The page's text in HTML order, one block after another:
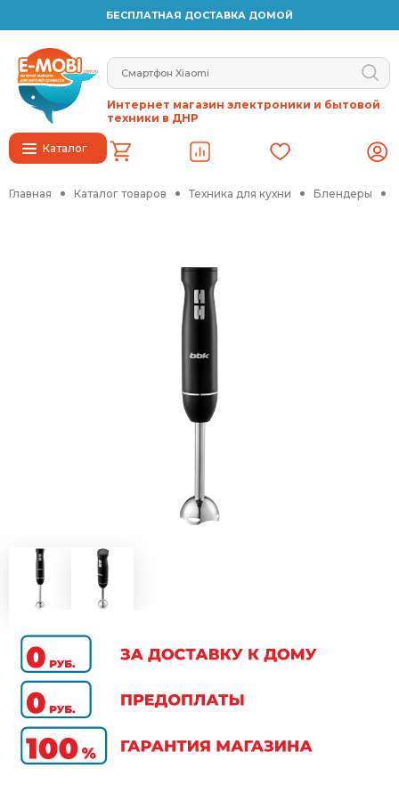
БЕСПЛАТНАЯ ДОСТАВКА ДОМОЙ
Каталог
Интернет магазин электроники и бытовой
техники в ДНР
Главная Каталог товаров Техника для кухни Блендеры